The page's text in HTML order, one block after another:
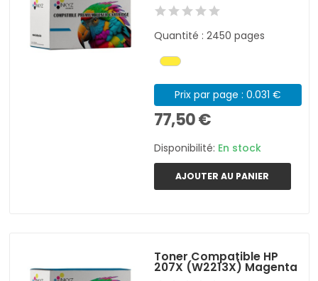
Quantité : 2450 pages
Prix par page : 0.031 €
77,50 €
Disponibilité: En stock
AJOUTER AU PANIER
Toner Compatible HP
207X (W2213X) Magenta